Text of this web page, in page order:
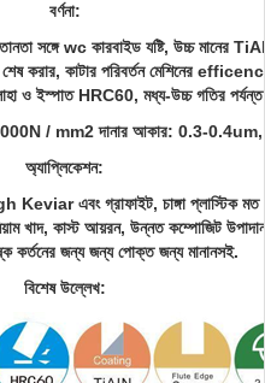
বর্ণনা:
সঙ্গে wc কারবাইড যষ্টি, উচ্চ মানের
করার, কাটার পরিবর্তন মেশিনের
ও ইস্পাত HRC60, মধ্য-উচ্চ গতির
/ mm2 দানার আকার: 0.3-
অ্যাপ্লিকেশন:
এবং গ্রাফাইট, চাঙ্গা প্লাস্টিক মত
খাদ, কাস্ট আয়রন, উন্নত কম্পোজিট উপাদান
কর্তনের জন্য জন্য পোক্ত জন্য মানানসই.
বিশেষ উল্লেখ: